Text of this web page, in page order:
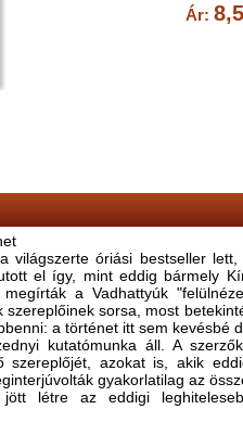
Ár:
világszerte óriási bestseller
el így, mint eddig bármely
a Vadhattyúk
szereplőinek sorsa, most
a történet itt sem kevésbé
kutatómunka áll. A
szereplőjét, azokat is, akik
gyakorlatilag az
létre az eddigi